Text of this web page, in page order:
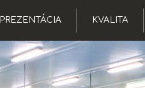
PREZENTÁCIA KVALITA